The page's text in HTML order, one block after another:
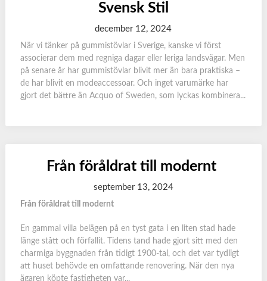
Svensk Stil
december 12, 2024
När vi tänker på gummistövlar i Sverige, kanske vi först
associerar dem med regniga dagar eller leriga landsvägar. Men
på senare år har gummistövlar blivit mer än bara praktiska –
de har blivit en modeaccessoar. Och inget varumärke har
gjort det bättre än Acquo of Sweden, som lyckas kombinera...
Från föråldrat till modernt
september 13, 2024
Från föråldrat till modernt
En gammal villa belägen på en tyst gata i en liten stad hade
länge stått och förfallit. Tidens tand hade gjort sitt med den
charmiga byggnaden från tidigt 1900-tal, och det var tydligt
att huset behövde en omfattande renovering. När den nya
ägaren köpte fastigheten var...